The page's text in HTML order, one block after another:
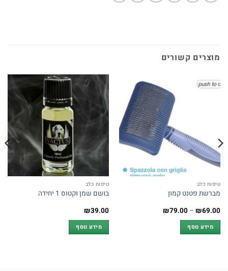
מוצרים קשורים
טיפוח כלב
מברשת פטנט קמון
₪69.00
–
₪79.00 טווח
מידע נוסף
טיפוח כלב
בושם שמן וקטוס 1 יחידה
₪39.00
מידע נוסף